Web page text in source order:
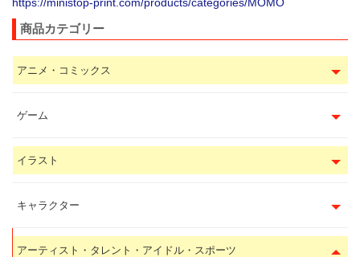
商品カテゴリー
アニメ・コミックス
ゲーム
イラスト
キャラクター
アーティスト・タレント・アイドル・スポーツ